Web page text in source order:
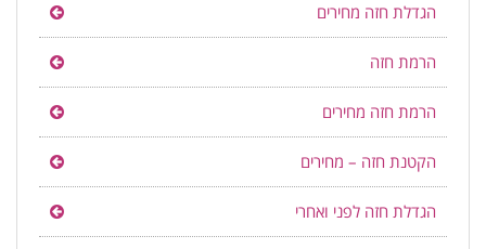
הגדלת חזה מחירים
הרמת חזה
הרמת חזה מחירים
הקטנת חזה – מחירים
הגדלת חזה לפני ואחרי